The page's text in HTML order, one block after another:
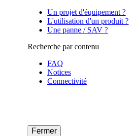
Un projet d'équipement ?
L'utilisation d'un produit ?
Une panne / SAV ?
Recherche par contenu
FAQ
Notices
Connectivité
Fermer